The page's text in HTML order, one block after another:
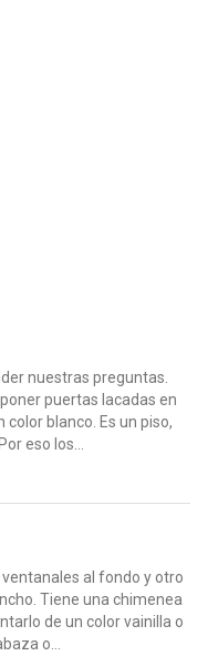
nuestras preguntas.
puertas lacadas en
blanco. Es un piso,
eso los...
al fondo y otro
Tiene una chimenea
de un color vainilla o
o...